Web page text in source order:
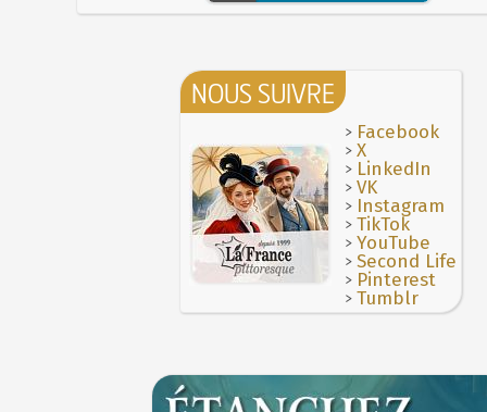
NOUS SUIVRE
> Facebook
>X
> LinkedIn
>VK
> Instagram
>TikTok
>YouTube
>Second Life
> Pinterest
>Tumblr